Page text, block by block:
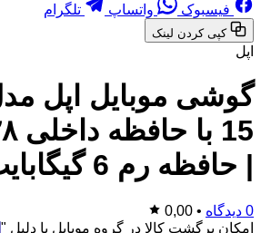
فیسبوک واتساپ تلگرام
کپی کردن لینک
اپل
| حافظه رم 6 گیگابایت
0 دیدگاه •
0,00
امکان برگشت کالا در گروه موبایل با دلیل "